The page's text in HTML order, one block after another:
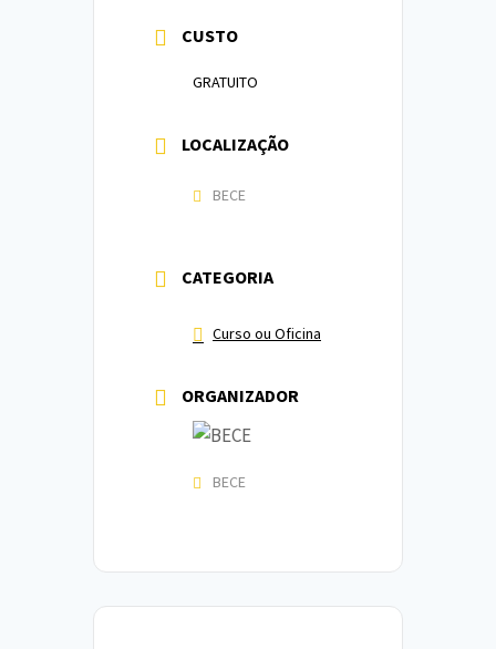
CUSTO
GRATUITO
LOCALIZAÇÃO
BECE
CATEGORIA
Curso ou Oficina
ORGANIZADOR
BECE